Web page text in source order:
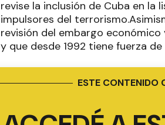
revise la inclusión de Cuba en la
impulsores del
revisión del embargo
y que desde 1992 tiene fuerza de
ESTE CONTENIDO